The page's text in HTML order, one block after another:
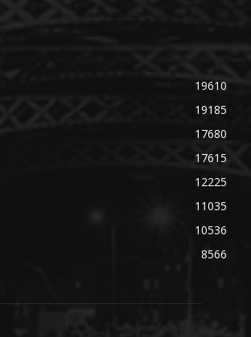
19610
19185
17680
17615
12225
11035
10536
8566